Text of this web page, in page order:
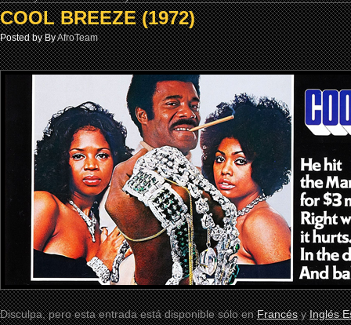
COOL BREEZE (1972)
Posted by ByAfroTeam
Disculpa, pero esta entrada está disponible sólo enFrancésyInglés